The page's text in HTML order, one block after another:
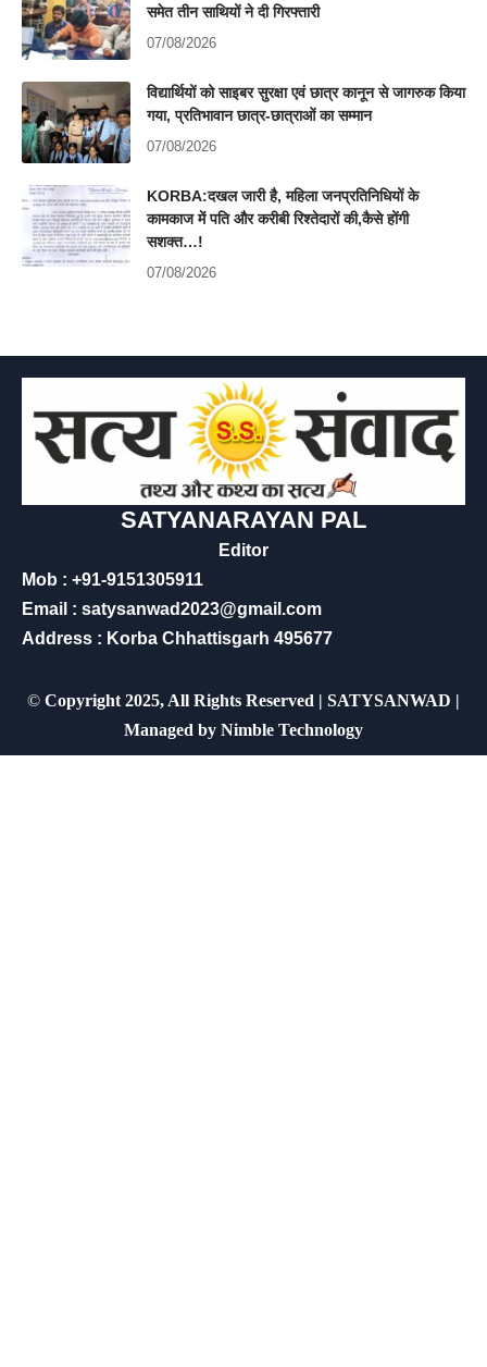
समेत तीन साथियों ने दी गिरफ्तारी
07/08/2026
विद्यार्थियों को साइबर सुरक्षा एवं छात्र कानून से जागरुक किया
गया, प्रतिभावान छात्र-छात्राओं का सम्मान
07/08/2026
KORBA:दखल जारी है, महिला जनप्रतिनिधियों के
कामकाज में पति और करीबी रिश्तेदारों की,कैसे होंगी
सशक्त…!
07/08/2026
SATYANARAYAN PAL
Editor
Mob : +91-9151305911
Email : satysanwad2023@gmail.com
Address : Korba Chhattisgarh 495677
© Copyright 2025, All Rights Reserved | SATYSANWAD |
Managed by Nimble Technology